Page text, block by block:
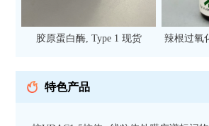
胶原蛋白酶, Type 1 现货
辣根过氧
特色产品